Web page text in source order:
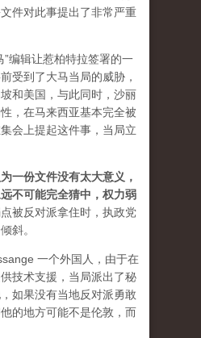
件对此事提出了非常严重
”编辑让惹柏特拉签署的一
受到了大马当局的威胁，
和美国，与此同时，沙丽
，在马来西亚基本完全被
会上提起这件事，当局立
一份文件没有太大意义，
不可能完全猜中，权力弱
被反对派拿住时，执政党
斜。
一个外国人，由于在
技术支援，当局派出了秘
如果没有当地反对派勇敢
的地方可能不是伦敦，而